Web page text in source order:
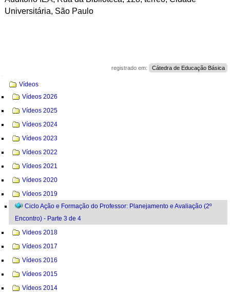
Universitária, São Paulo
registrado em: Cátedra de Educação Básica
Vídeos
Vídeos 2026
Vídeos 2025
Vídeos 2024
Vídeos 2023
Vídeos 2022
Vídeos 2021
Vídeos 2020
Vídeos 2019
Ciclo Ação e Formação do Professor: Planejamento e Avaliação (2º
Encontro) - Parte 3 de 4
Videos 2018
Vídeos 2017
Vídeos 2016
Vídeos 2015
Vídeos 2014